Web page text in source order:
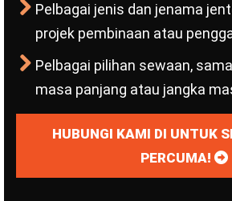
Pelbagai jenis dan jenama
projek pembinaan atau
Pelbagai pilihan sewaan,
masa panjang atau jangka
HUBUNGI KAMI DI UNTUK
PERCUMA!